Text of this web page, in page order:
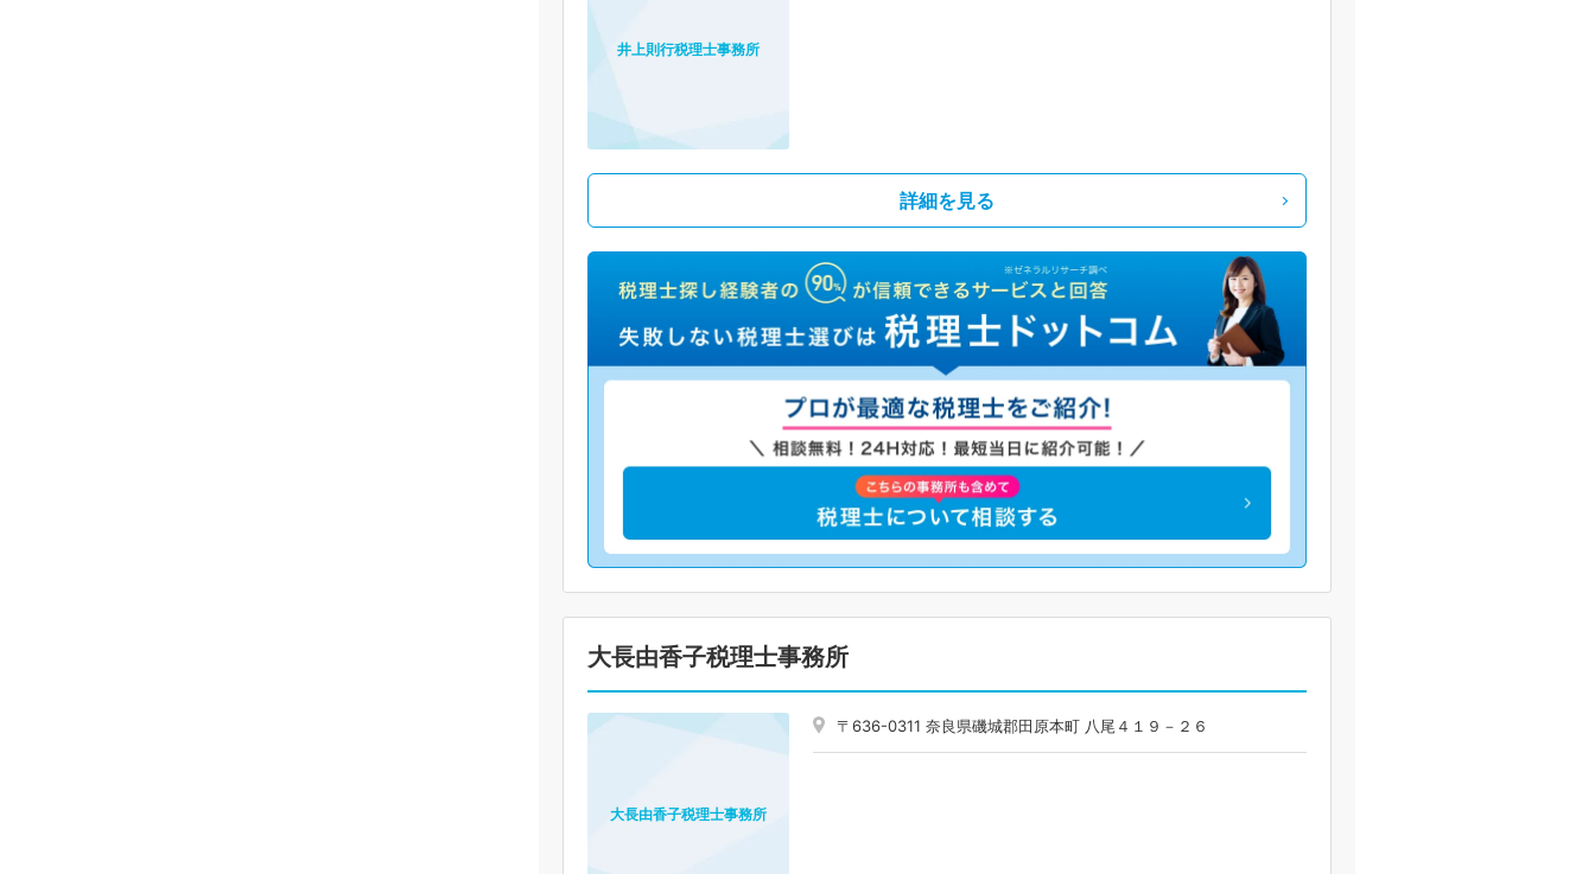
井上則行税理士事務所
詳細を見る
大長由香子税理士事務所
〒636-0311 奈良県磯城郡田原本町 八尾４１９－２６
大長由香子税理士事務所